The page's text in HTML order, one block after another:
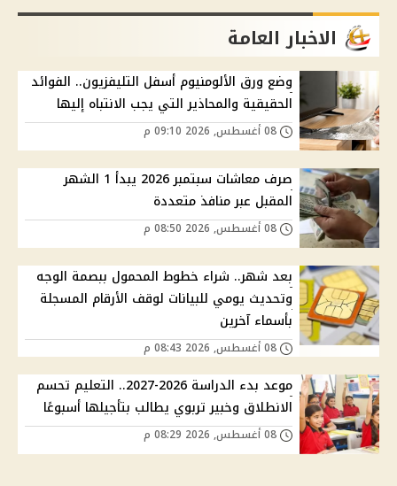
الاخبار العامة
وضع ورق الألومنيوم أسفل التليفزيون.. الفوائد
الحقيقية والمحاذير التي يجب الانتباه إليها
صرف معاشات سبتمبر 2026 يبدأ 1 الشهر
المقبل عبر منافذ متعددة
بعد شهر.. شراء خطوط المحمول ببصمة الوجه
وتحديث يومي للبيانات لوقف الأرقام المسجلة
بأسماء آخرين
موعد بدء الدراسة 2026-2027.. التعليم تحسم
الانطلاق وخبير تربوي يطالب بتأجيلها أسبوعًا